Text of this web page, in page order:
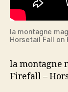
la montagne
Horsetail Fall on
la montagne
Firefall –